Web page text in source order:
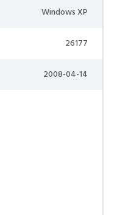
Windows XP
26177
2008-04-14